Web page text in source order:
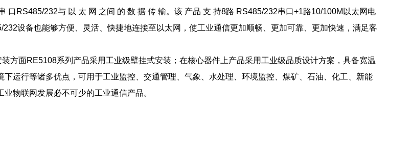
口RS485/232与 以 太 网 之间 的 数 据 传 输。该 产品 支 持8路 RS485/232串口+1路10/100M以太网电
232设备也能够方便、灵活、快捷地连接至以太网，使工业通信更加顺畅、更加可靠、更加快速，满足客
方面RE5108系列产品采用工业级壁挂式安装；在核心器件上产品采用工业级品质设计方案，具备宽温
运行等诸多优点，可用于工业监控、交通管理、气象、水处理、环境监控、煤矿、石油、化工、新能
业物联网发展必不可少的工业通信产品。